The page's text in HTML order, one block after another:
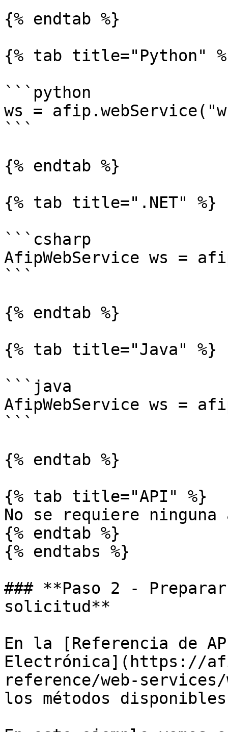
{% endtab %}
{% tab title="Python"
```python
ws =
```
{% endtab %}
{% tab title=".NET" %}
```csharp
AfipWebService ws =
```
{% endtab %}
{% tab title="Java" %}
```java
AfipWebService ws =
```
{% endtab %}
{% tab title="API" %}
No se requiere
{% endtab %}
{% endtabs %}
### **Paso 2 -
solicitud**
En la [Referencia de
Electrónica](https://
reference/web-
los métodos